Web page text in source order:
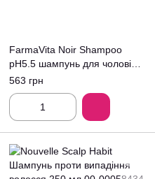
FarmaVita Noir Shampoo
pH5.5 шампунь для чоловіків
250мл.
563 грн